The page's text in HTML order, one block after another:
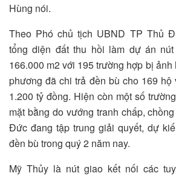
Hùng nói.
Theo Phó chủ tịch UBND TP Thủ
tổng diện đất thu hồi làm dự án
166.000 m2 với 195 trường hợp bị
phương đã chi trả đền bù cho 169 hộ
1.200 tỷ đồng. Hiện còn một số
mặt bằng do vướng tranh chấp,
Đức đang tập trung giải quyết, dự
đền bù trong quý 2 năm nay.
Mỹ Thủy là nút giao kết nối các